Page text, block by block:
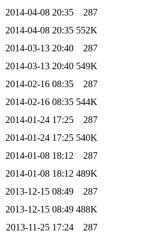
2014-04-08 20:35
287
2014-04-08 20:35 552K
2014-03-13 20:40
287
2014-03-13 20:40 549K
2014-02-16 08:35
287
2014-02-16 08:35 544K
2014-01-24 17:25
287
2014-01-24 17:25 540K
2014-01-08 18:12
287
2014-01-08 18:12 489K
2013-12-15 08:49
287
2013-12-15 08:49 488K
2013-11-25 17:24
287